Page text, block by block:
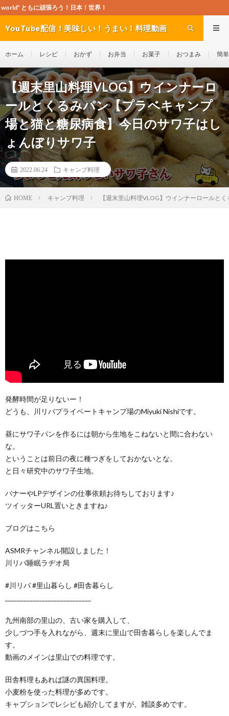
！日本！世界！
YouTube配信！美味しい！うまい！料理動画
ホーム レシピ おかず お弁当 お菓子 おつまみ 簡
【週末里山料理VLOG】ウインナーロ
ールとくるみパン【プラベキャンプ
場と猫と糖尿病食】今日のサワ子はし
ょんぼりサワ子
2022.06.24 キャンプ料理
HOME キャンプ料理 【週末里山料理VLOG】ウインナーロールと
発酵時間が足りないー！
どうも、川リバプライベートキャンプ場のMiyuki Nishiです。
昼にサワ子パンを作るには朝から生地をこねないと間に合わない
な。
ということは前日の夜に種つぎをしておかないとな。
と日々研究中のサワ子生地。
バナーやLPデザインの仕事依頼お待ちしております♪
ツイッターURL置いときますね♪
ブログはこちら
ASMRチャンネル開設しました！
川リバ睡眠ラヂオ局
#川リバ #里山暮らし #田舎暮らし
九州南部の里山の、古い家を購入して、
少しづつ手を入れながら、週末に里山で田舎暮らしを楽しんでま
す。
動画のメインは里山での料理です。
田舎料理もあれば謎の異国料理。
小麦粉を使った料理が多めです。
キャプションでレシピも紹介してますが、雑談多めです。